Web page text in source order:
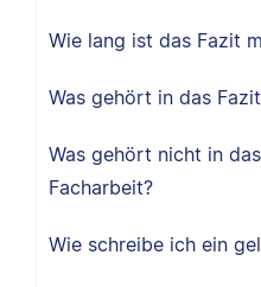
Wie lang ist das Fazit
Was gehört in das
Was gehört nicht in
Facharbeit?
Wie schreibe ich ein